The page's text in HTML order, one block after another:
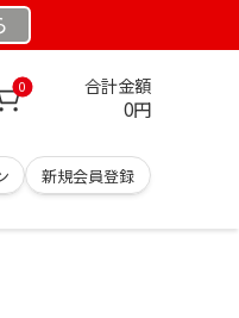
0 合計金額
0円
新規会員登録